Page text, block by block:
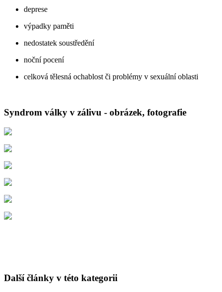
deprese
výpadky paměti
nedostatek soustředění
noční pocení
celková tělesná ochablost či problémy v sexuální oblasti
Syndrom války v zálivu - obrázek, fotografie
Další články v této kategorii